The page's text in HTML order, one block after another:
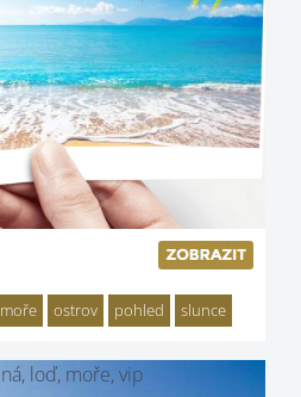
moře ostrov pohled slunce